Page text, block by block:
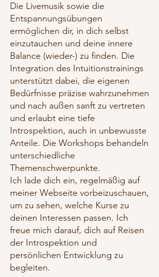
Die Livemusik sowie die
Entspannungsübungen
ermöglichen dir, in dich selbst
einzutauchen und deine innere
Balance (wieder-) zu finden. Die
Integration des Intuitionstrainings
unterstützt dabei, die eigenen
Bedürfnisse präzise wahrzunehmen
und nach außen sanft zu vertreten
und erlaubt eine tiefe
Introspektion, auch in unbewusste
Anteile. Die Workshops behandeln
unterschiedliche
Themenschwerpunkte.
Ich lade dich ein, regelmäßig auf
meiner Webseite vorbeizuschauen,
um zu sehen, welche Kurse zu
deinen Interessen passen. Ich
freue mich darauf, dich auf Reisen
der Introspektion und
persönlichen Entwicklung zu
begleiten.